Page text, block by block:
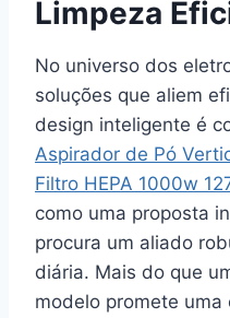
Limpeza
No universo dos
soluções que aliem
design inteligente é
Aspirador de Pó
Filtro HEPA 1000w
como uma proposta
procura um aliado
diária. Mais do que
modelo promete uma